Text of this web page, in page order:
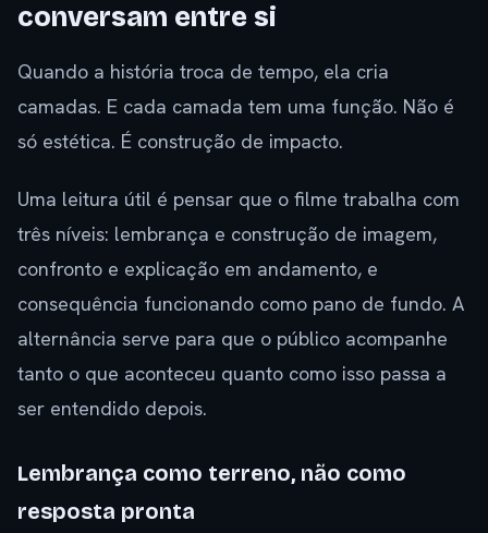
conversam entre si
Quando a história troca de tempo, ela cria
camadas. E cada camada tem uma função. Não é
só estética. É construção de impacto.
Uma leitura útil é pensar que o filme trabalha com
três níveis: lembrança e construção de imagem,
confronto e explicação em andamento, e
consequência funcionando como pano de fundo. A
alternância serve para que o público acompanhe
tanto o que aconteceu quanto como isso passa a
ser entendido depois.
Lembrança como terreno, não como
resposta pronta